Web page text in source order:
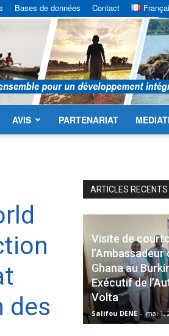
Bases de données Contact
AVIS PARTENARIAT
des
ARTICLES RECENTS
Visite de
l’Ambassadeur
Ghana au
Exécutif de
Volta
Salifou DENE - mai 1,